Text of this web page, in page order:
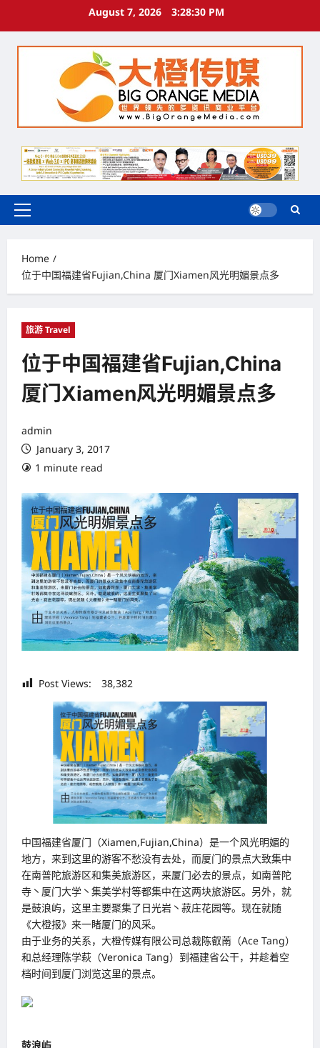
August 7, 2026 3:28:31 PM
Primary
Home
位于中国福建省Fujian,China 厦门Xiamen风光明媚景点多
旅游 Travel
位于中国福建省Fujian,China
厦门Xiamen风光明媚景点多
admin
January 3, 2017
1 minute read
Post Views: 38,382
中国福建省厦门（Xiamen,Fujian,China）是一个风光明媚的
地方，来到这里的游客不愁没有去处，而厦门的景点大致集中
在南普陀旅游区和集美旅游区，来厦门必去的景点，如南普陀
寺丶厦门大学丶集美学村等都集中在这两块旅游区。另外，就
是鼓浪屿，这里主要聚集了日光岩丶菽庄花园等。现在就随
《大橙报》来一睹厦门的风采。
由于业务的关系，大橙传媒有限公司总裁陈叡萳（Ace Tang）
和总经理陈学萩（Veronica Tang）到福建省公干，并趁着空
档时间到厦门浏览这里的景点。
鼓浪屿